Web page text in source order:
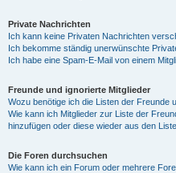
Private Nachrichten
Ich kann keine Privaten Nachrichten
Ich bekomme ständig unerwünschte
Ich habe eine Spam-E-Mail von einem
Freunde und ignorierte Mitglieder
Wozu benötige ich die Listen der Freunde
Wie kann ich Mitglieder zur Liste der
hinzufügen oder diese wieder aus den
Die Foren durchsuchen
Wie kann ich ein Forum oder mehrere